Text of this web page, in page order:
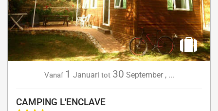
Vanaf 1 Januari tot 30 September, ...
CAMPING L'ENCLAVE